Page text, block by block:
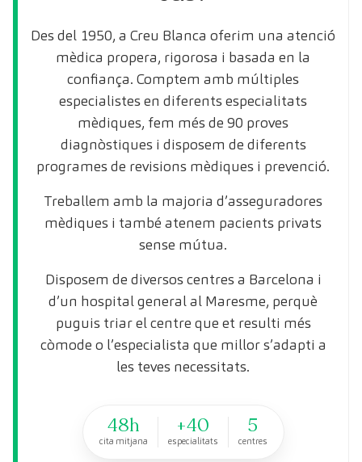
Des del 1950, a Creu Blanca oferim una atenció
mèdica propera, rigorosa i basada en la
confiança. Comptem amb múltiples
especialistes en diferents especialitats
mèdiques, fem més de 90 proves
diagnòstiques i disposem de diferents
programes de revisions mèdiques i prevenció.
Treballem amb la majoria d’asseguradores
mèdiques i també atenem pacients privats
sense mútua.
Disposem de diversos centres a Barcelona i
d’un hospital general al Maresme, perquè
puguis triar el centre que et resulti més
còmode o l’especialista que millor s’adapti a
les teves necessitats.
48h
cita mitjana
+40
especialitats
5
centres